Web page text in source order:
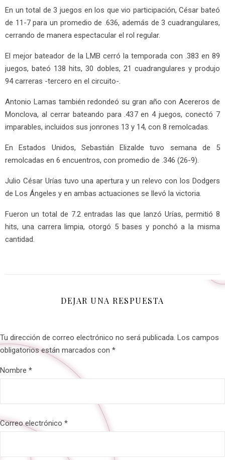
En un total de 3 juegos en los que vio participación, César bateó
de 11-7 para un promedio de .636, además de 3 cuadrangulares,
cerrando de manera espectacular el rol regular.
El mejor bateador de la LMB cerró la temporada con .383 en 89
juegos, bateó 138 hits, 30 dobles, 21 cuadrangulares y produjo
94 carreras -tercero en el circuito-.
Antonio Lamas también redondeó su gran año con Acereros de
Monclova, al cerrar bateando para .437 en 4 juegos, conectó 7
imparables, incluidos sus jonrones 13 y 14, con 8 remolcadas.
En Estados Unidos, Sebastián Elizalde tuvo semana de 5
remolcadas en 6 encuentros, con promedio de .346 (26-9).
Julio César Urías tuvo una apertura y un relevo con los Dodgers
de Los Ángeles y en ambas actuaciones se llevó la victoria.
Fueron un total de 7.2 entradas las que lanzó Urías, permitió 8
hits, una carrera limpia, otorgó 5 bases y ponchó a la misma
cantidad.
DEJAR UNA RESPUESTA
Tu dirección de correo electrónico no será publicada. Los campos
obligatorios están marcados con *
Nombre *
Correo electrónico *